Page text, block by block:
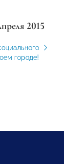
2015
городе!